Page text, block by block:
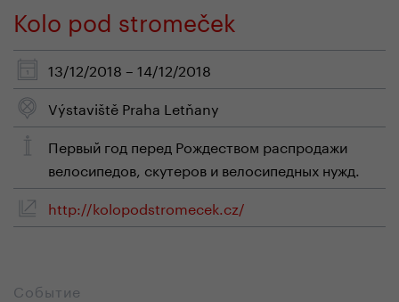
Kolo pod stromeček
13/12/2018 – 14/12/2018
Výstaviště Praha Letňany
Первый год перед Рождеством распродажи
велосипедов, скутеров и велосипедных нужд.
http://kolopodstromecek.cz/
Событие